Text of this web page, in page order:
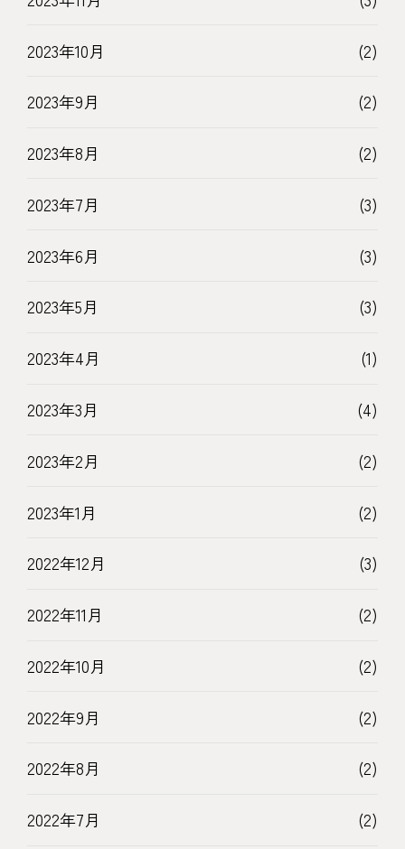
2023年10月 (2)
2023年9月 (2)
2023年8月 (2)
2023年7月 (3)
2023年6月 (3)
2023年5月 (3)
2023年4月 (1)
2023年3月 (4)
2023年2月 (2)
2023年1月 (2)
2022年12月 (3)
2022年11月 (2)
2022年10月 (2)
2022年9月 (2)
2022年8月 (2)
2022年7月 (2)